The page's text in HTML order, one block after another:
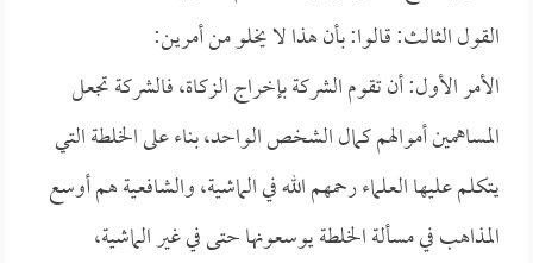
القول الثالث: قالوا: بأن هذا لا يخلو من أمرين:
الأمر الأول: أن تقوم الشركة بإخراج الزكاة، فالشركة تجعل
المساهمين أموالهم كمال الشخص الواحد، بناء على الخلطة التي
يتكلم عليها العلماء رحمهم الله في الماشية، والشافعية هم أوسع
المذاهب في مسألة الخلطة يوسعونها حتى في غير الماشية،